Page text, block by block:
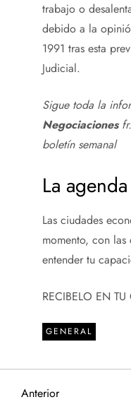
trabajo o
debido a la
1991 tras esta
Judicial.
Sigue toda la
Negociacionesfr.
boletín semanal
La
Las ciudades
momento, con
entender tu
RECIBELO EN TU
GENERAL
Entrada
Anterior